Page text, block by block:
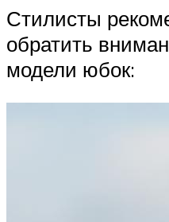
Стилисты
обратить
модели юбок: